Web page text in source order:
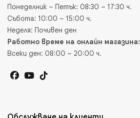
Понеделник – Петък: 08:30 – 17:30 ч.
Събота: 10:00 – 15:00 ч.
Неделя: Почивен ден
Работно време на онлайн магазина:
Всеки ден: 08:00 – 20:00 ч.